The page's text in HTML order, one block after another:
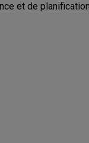
et de